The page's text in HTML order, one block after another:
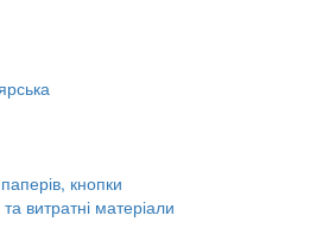
кнопки
та витратні матеріали